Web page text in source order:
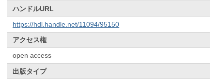
ハンドルURL
https://hdl.handle.net/11094/95150
アクセス権
open access
出版タイプ